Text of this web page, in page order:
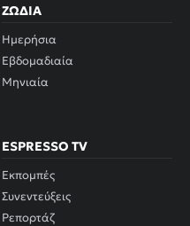
ΖΏΔΙΑ
Ημερήσια
Εβδομαδιαία
Μηνιαία
ESPRESSO TV
Εκπομπές
Συνεντεύξεις
Ρεπορτάζ